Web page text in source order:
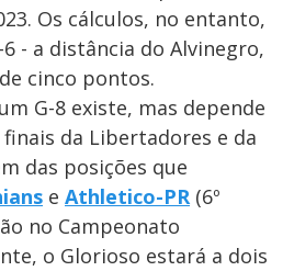
Os cálculos, no entanto,
- a distância do Alvinegro,
cinco pontos.
G-8 existe, mas depende
da Libertadores e da
das posições que
e Athletico-PR(6º
no Campeonato
o Glorioso estará a dois